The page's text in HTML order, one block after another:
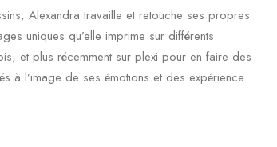
Alexandra travaille et retouche ses propres
uniques qu’elle imprime sur différents
et plus récemment sur plexi pour en faire des
à l’image de ses émotions et des expérience